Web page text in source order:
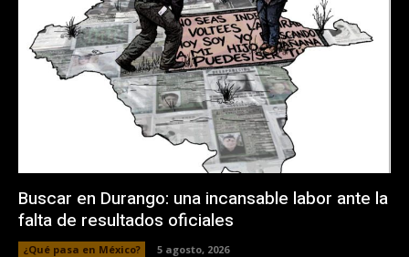
Buscar en Durango: una incansable labor ante la
falta de resultados oficiales
¿Qué pasa en México? 5 agosto, 2026